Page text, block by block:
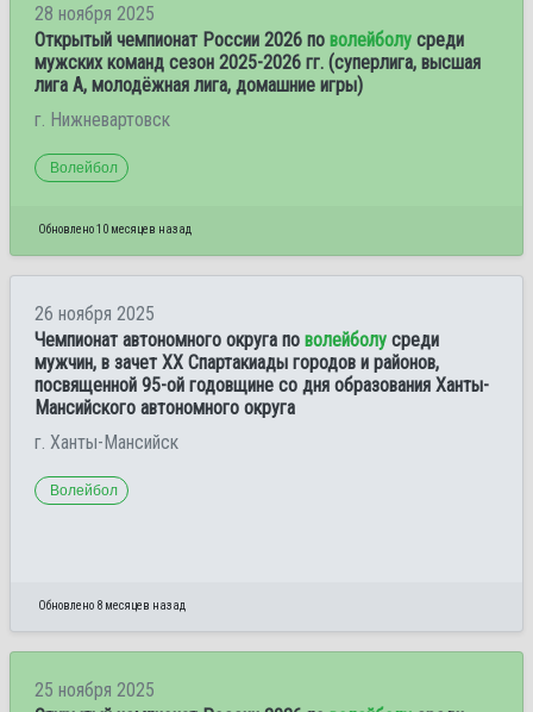
28 ноября 2025
Открытый чемпионат России 2026 по волейболу среди
мужских команд сезон 2025-2026 гг. (суперлига, высшая
лига А, молодёжная лига, домашние игры)
г. Нижневартовск
Волейбол
Обновлено 10 месяцев назад
26 ноября 2025
Чемпионат автономного округа по волейболу среди
мужчин, в зачет XX Спартакиады городов и районов,
посвященной 95-ой годовщине со дня образования Ханты-
Мансийского автономного округа
г. Ханты-Мансийск
Волейбол
Обновлено 8 месяцев назад
25 ноября 2025